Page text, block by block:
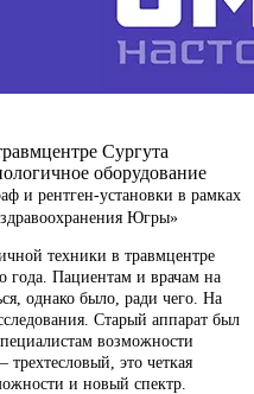
Сургута
оборудование
и рентген-установки в рамках
Югры»
техники в травмцентре
года. Пациентам и врачам на
однако было, ради чего. На
Старый аппарат был
возможности
это четкая
и новый спектр.